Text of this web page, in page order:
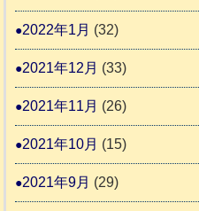
2022年1月 (32)
2021年12月 (33)
2021年11月 (26)
2021年10月 (15)
2021年9月 (29)